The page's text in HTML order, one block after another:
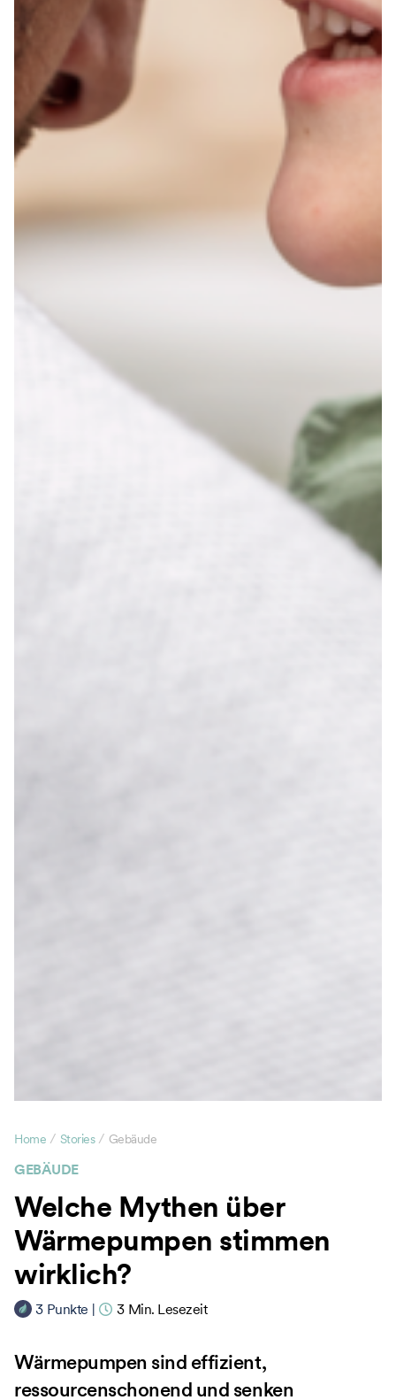
GEBÄUDE
Home / Stories / Gebäude
Welche Mythen über
Wärmepumpen stimmen
wirklich?
3 Punkte | 3 Min. Lesezeit
Wärmepumpen sind effizient,
ressourcenschonend und senken